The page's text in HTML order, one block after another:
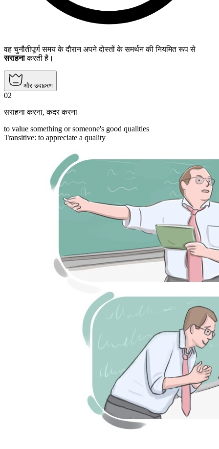
वह चुनौतीपूर्ण समय के दौरान अपने दोस्तों के समर्थन की नियमित रूप से
सराहनाकरती है।
और उदाहरण
02
सराहना करना,कदर करना
to value something or someone's good qualities
Transitive: to appreciate a quality